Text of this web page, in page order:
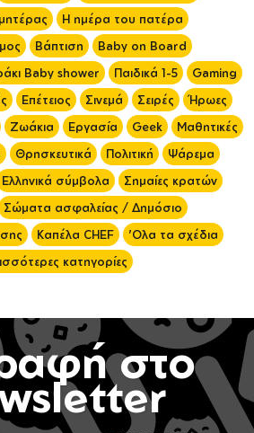
Η ημέρα του πατέρα
Βάπτιση
Baby on Board
Baby shower Παιδικά 1-5
Gaming
Επέτειος Σινεμά Σειρές
Ήρωες
Ζωάκια Εργασία Geek
Μαθητικές
Θρησκευτικά Πολιτική
Ψάρεμα
Ελληνικά σύμβολα
Σημαίες κρατών
Σώματα ασφαλείας / Δημόσιο
Καπέλα CHEF
'Ολα τα σχέδια
κατηγορίες
στο